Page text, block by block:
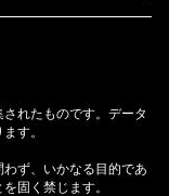
れたものです。データ
す。
ず、いかなる目的であ
固く禁じます。